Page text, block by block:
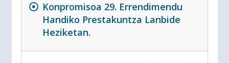
Konpromisoa 29. Errendimendu
Handiko Prestakuntza Lanbide
Heziketan.